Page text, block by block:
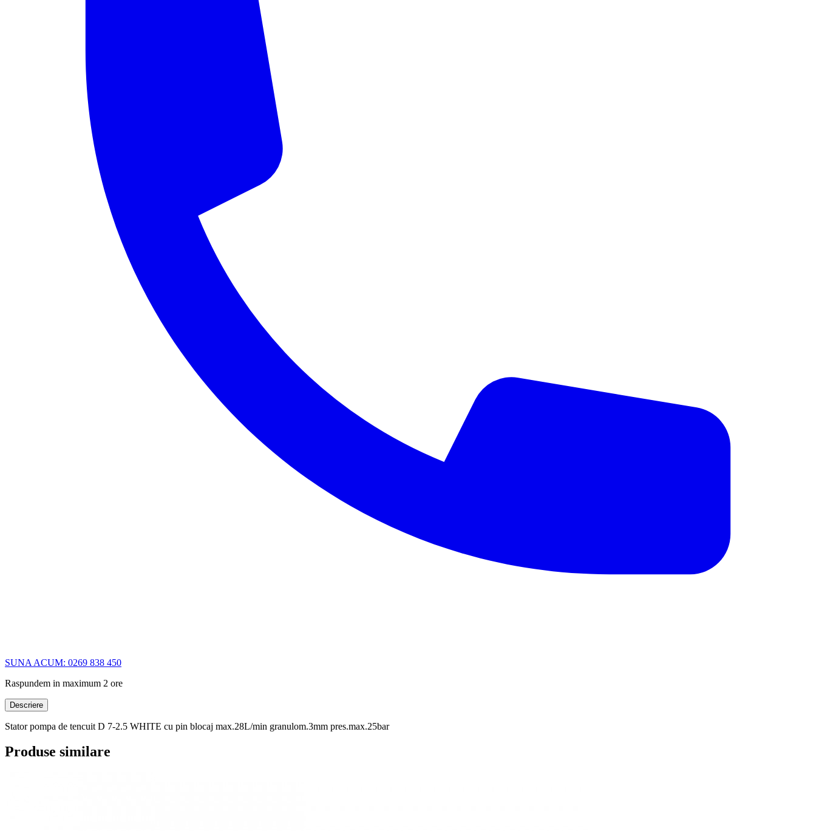
SUNA ACUM: 0269 838 450
Raspundem in maximum 2 ore
Descriere
Stator pompa de tencuit D 7-2.5 WHITE cu pin blocaj max.28L/min granulom.3mm pres.max.25bar
Produse similare